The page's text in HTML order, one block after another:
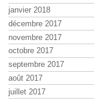
janvier 2018
décembre 2017
novembre 2017
octobre 2017
septembre 2017
août 2017
juillet 2017